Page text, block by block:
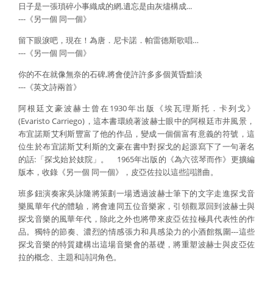
日子是一張瑣碎小事織成的網,遺忘是由灰燼構成...
---《另一個 同一個》
留下眼淚吧，現在！為唐．尼卡諾．帕雷德斯歌唱…
---《另一個 同一個》
你的不在就像無奈的石碑,將會使許許多多個黃昏黯淡
---《英文詩兩首》
阿根廷文豪波赫士曾在1930年出版《埃瓦理斯托．卡列戈》
(Evaristo Carriego)，這本書環繞著波赫士眼中的阿根廷市井風景，
布宜諾斯艾利斯豐富了他的作品，變成一個個富有意義的符號，這
位生於布宜諾斯艾利斯的文豪在書中對探戈的起源寫下了一句著名
的話:「探戈始於妓院」。 1965年出版的《為六弦琴而作》更擴編
版本，收錄《另一個 同一個》，皮亞佐拉以這些詞譜曲。
班多鈕演奏家吳詠隆將策劃一場透過波赫士筆下的文字走進探戈音
樂風華年代的體驗，將會連同五位音樂家，引領觀眾回到波赫士與
探戈音樂的風華年代，除此之外也將帶來皮亞佐拉極具代表性的作
品。獨特的節奏、濃烈的情感張力和具感染力的小酒館氛圍---這些
探戈音樂的特質建構出這場音樂會的基礎，將重塑波赫士與皮亞佐
拉的概念、主題和詩詞角色。